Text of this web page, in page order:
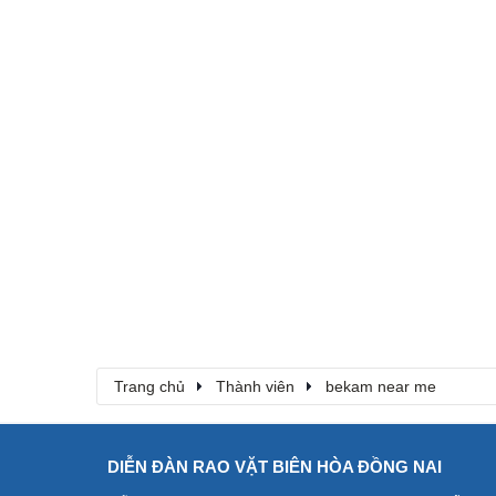
Trang chủ Thành viên bekam near me
DIỄN ĐÀN RAO VẶT BIÊN HÒA ĐỒNG NAI